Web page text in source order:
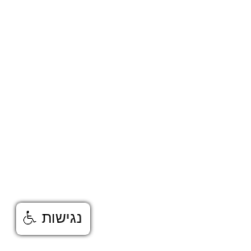
נגישות